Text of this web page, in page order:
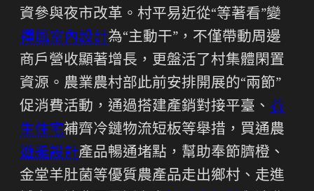
資參與夜市改革。村平易近從“等著看”變
禪風室內設計為“主動干”，不僅帶動周邊
商戶營收顯著增長，更盤活了村集體閑置
資源。農業農村部此前安排開展的“兩節”
促消費活動，通過搭建產銷對接平臺、 養
生住宅補齊冷鏈物流短板等舉措，買通農
遊艇設計產品暢通堵點，幫助奉節臍橙、
金堂羊肚菌等優質農產品走出鄉村、走進